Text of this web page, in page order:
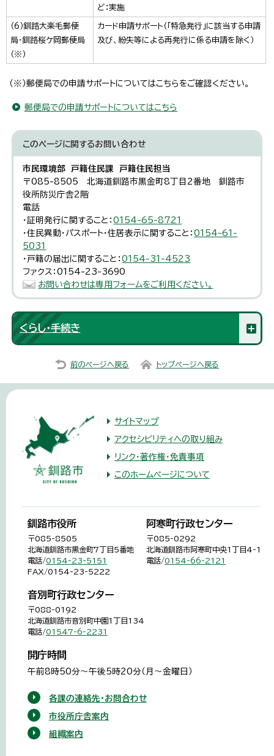
ど：実施
（6）釧路大楽毛郵便
局・釧路桜ケ岡郵便局
（※）
カード申請サポート（「特急発行」に該当する申請
及び、紛失等による再発行に係る申請を除く）
（※）郵便局での申請サポートについてはこちらをご確認ください。
郵便局での申請サポートについてはこちら
このページに関するお問い合わせ
市民環境部 戸籍住民課 戸籍住民担当
〒085-8505 北海道釧路市黒金町8丁目2番地 釧路市
役所防災庁舎2階
電話
・証明発行に関すること：0154-65-8721
・住民異動・パスポート・住居表示に関すること：0154-61-
5031
・戸籍の届出に関すること：0154-31-4523
ファクス：0154-23-3690
お問い合わせは専用フォームをご利用ください。
くらし・手続き
前のページへ戻る トップページへ戻る
サイトマップ
アクセシビリティへの取り組み
リンク・著作権・免責事項
このホームページについて
釧路市役所
〒085-8505
北海道釧路市黒金町7丁目5番地
電話/0154-23-5151
FAX/0154-23-5222
阿寒町行政センター
〒085-0292
北海道釧路市阿寒町中央1丁目4-1
電話/0154-66-2121
音別町行政センター
〒088-0192
北海道釧路市音別町中園1丁目134
電話/01547-6-2231
開庁時間
午前8時50分～午後5時20分（月～金曜日）
各課の連絡先・お問合わせ
市役所庁舎案内
組織案内